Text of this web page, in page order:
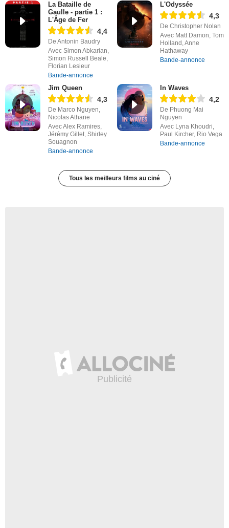
La Bataille de
Gaulle - partie 1 :
L'Âge de Fer
4,4
De Antonin Baudry
Avec Simon Abkarian,
Simon Russell Beale,
Florian Lesieur
Bande-annonce
L'Odyssée
4,3
De Christopher Nolan
Avec Matt Damon, Tom
Holland, Anne
Hathaway
Bande-annonce
Jim Queen
4,3
De Marco Nguyen,
Nicolas Athane
Avec Alex Ramires,
Jérémy Gillet, Shirley
Souagnon
Bande-annonce
In Waves
4,2
De Phuong Mai
Nguyen
Avec Lyna Khoudri,
Paul Kircher, Rio Vega
Bande-annonce
Tous les meilleurs films au ciné